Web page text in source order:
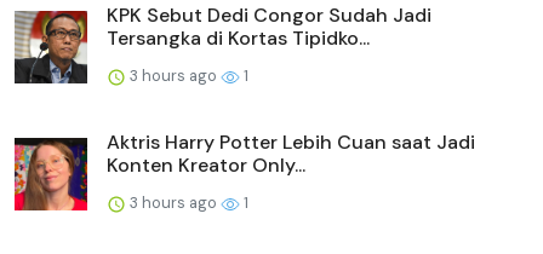
KPK Sebut Dedi Congor Sudah Jadi
Tersangka di Kortas Tipidko...
3 hours ago 1
Aktris Harry Potter Lebih Cuan saat Jadi
Konten Kreator Only...
3 hours ago 1